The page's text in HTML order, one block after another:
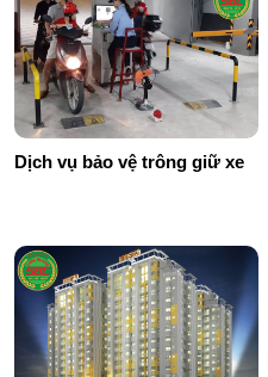
Dịch vụ bảo vệ trông giữ xe